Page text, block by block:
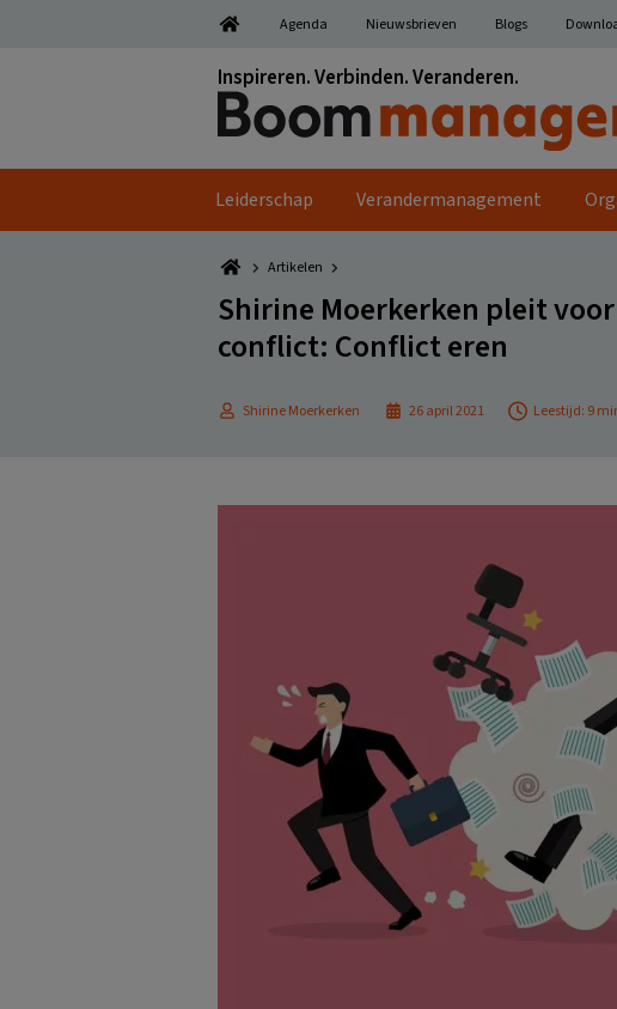
Agenda Nieuwsbrieven Blogs
Inspireren. Verbinden. Veranderen.
Leiderschap Verandermanagement
Artikelen
Shirine Moerkerken pleit
conflict: Conflict eren
Shirine Moerkerken 26 april 2021 Leestijd: 9